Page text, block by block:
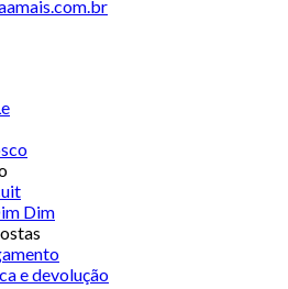
Dim
e devolução